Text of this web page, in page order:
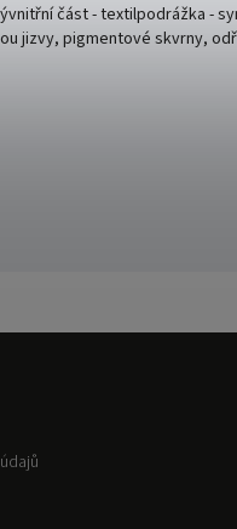
část - textilpodrážka -
pigmentové skvrny,